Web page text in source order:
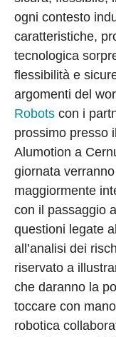
ogni contesto
caratteristiche,
tecnologica
flessibilità e
argomenti del
Robots con i
prossimo presso
Alumotion a
giornata
maggiormente
con il passaggio
questioni legate
all’analisi dei
riservato a
che daranno la
toccare con
robotica